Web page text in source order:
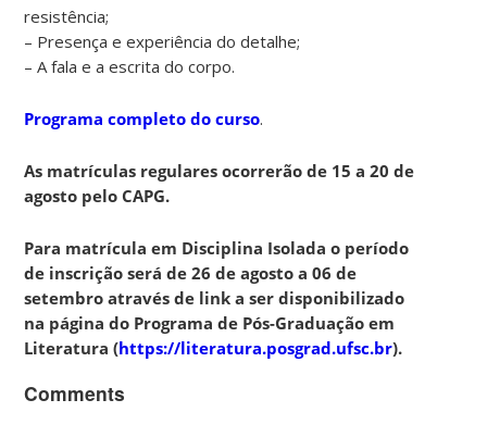
resistência;
– Presença e experiência do detalhe;
– A fala e a escrita do corpo.
Programa completo do curso.
As matrículas regulares ocorrerão de 15 a 20 de
agosto pelo CAPG.
Para matrícula em Disciplina Isolada o período
de inscrição será de 26 de agosto a 06 de
setembro através de link a ser disponibilizado
na página do Programa de Pós-Graduação em
Literatura (https://literatura.posgrad.ufsc.br).
Comments